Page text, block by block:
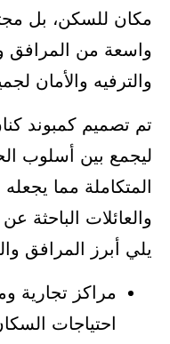
مكان للسكن، بل
واسعة من المرافق
والترفيه والأمان
تم تصميم كمبوند
ليجمع بين أسلوب
المتكاملة مما يجعله
والعائلات الباحثة
يلي أبرز المرافق
مراكز تجارية
احتياجات